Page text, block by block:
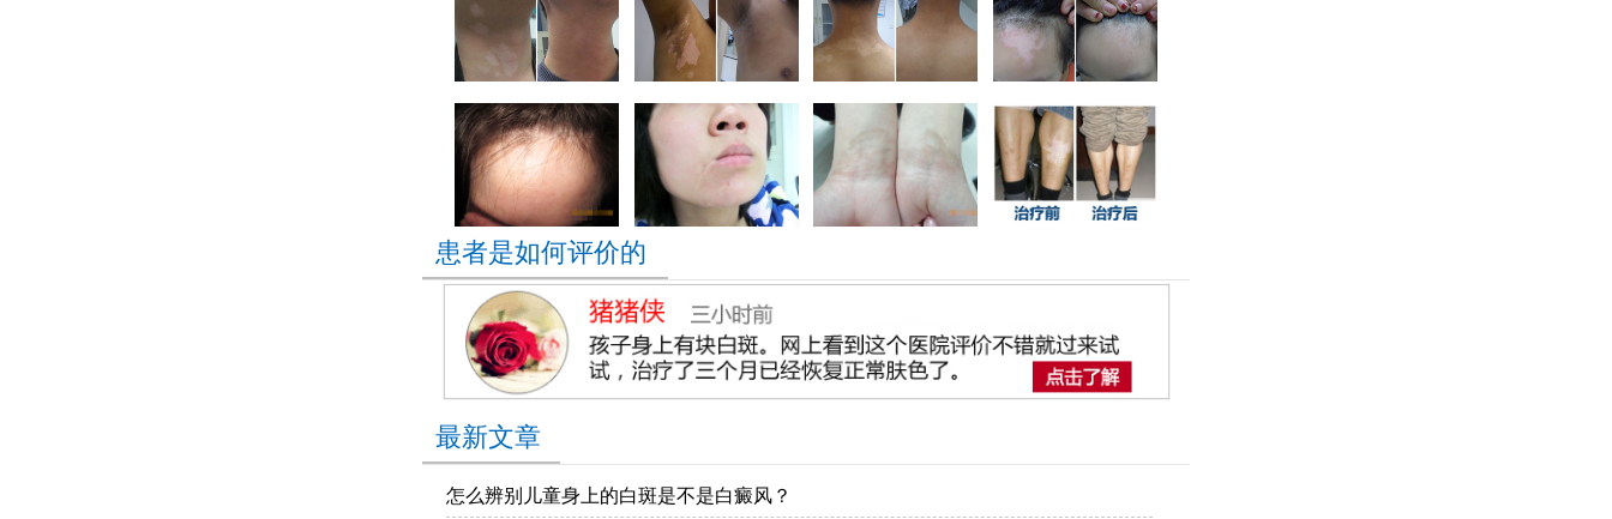
患者是如何评价的
最新文章
怎么辨别儿童身上的白斑是不是白癜风？